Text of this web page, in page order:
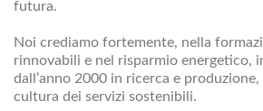
futura.
Noi crediamo fortemente, nella
rinnovabili e nel risparmio energetico,
dall’anno 2000 in ricerca e
cultura dei servizi sostenibili.